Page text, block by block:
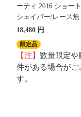
ーティ 2016 ショー
シェイパー/レース無
18,480 円
限定品
【注】 数量限定や
件がある場合がご
す。